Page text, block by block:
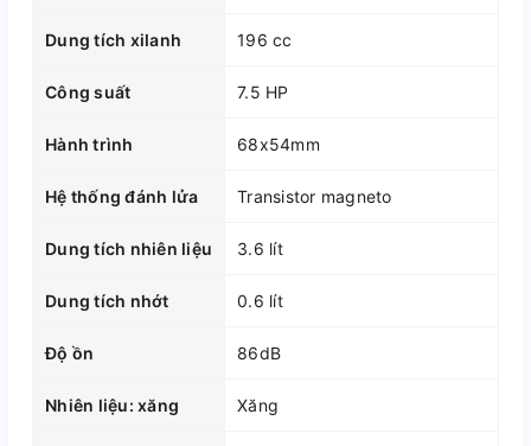
Dung tích xilanh 196 cc
Công suất 7.5 HP
Hành trình 68x54mm
Hệ thống đánh lửa Transistor magneto
Dung tích nhiên liệu 3.6 lít
Dung tích nhớt 0.6 lít
Độ ồn 86dB
Nhiên liệu: xăng Xăng